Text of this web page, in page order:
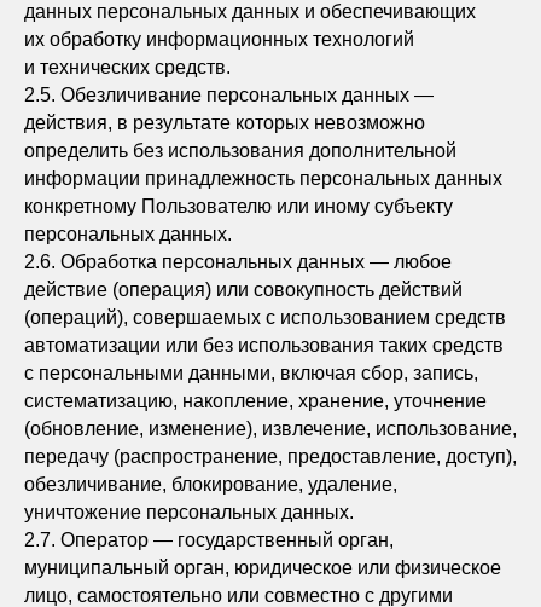
данных персональных данных и обеспечивающих
их обработку информационных технологий
и технических средств.
2.5. Обезличивание персональных данных —
действия, в результате которых невозможно
определить без использования дополнительной
информации принадлежность персональных данных
конкретному Пользователю или иному субъекту
персональных данных.
2.6. Обработка персональных данных — любое
действие (операция) или совокупность действий
(операций), совершаемых с использованием средств
автоматизации или без использования таких средств
с персональными данными, включая сбор, запись,
систематизацию, накопление, хранение, уточнение
(обновление, изменение), извлечение, использование,
передачу (распространение, предоставление, доступ),
обезличивание, блокирование, удаление,
уничтожение персональных данных.
2.7. Оператор — государственный орган,
муниципальный орган, юридическое или физическое
лицо, самостоятельно или совместно с другими